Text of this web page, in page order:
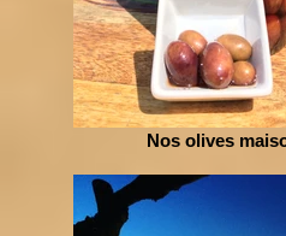
Nos olives